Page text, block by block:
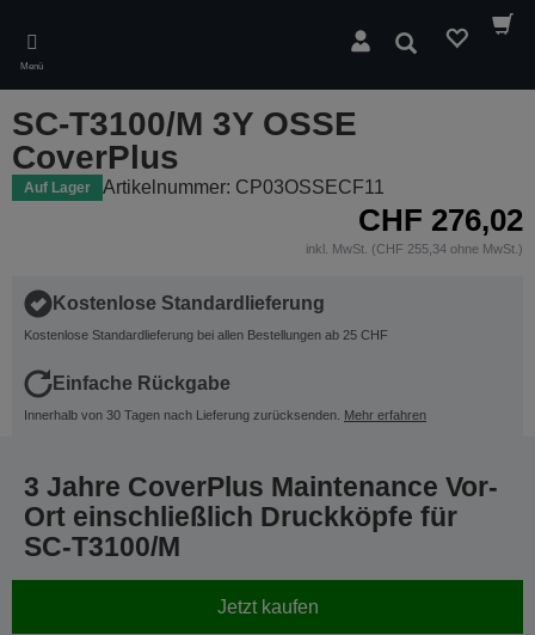
main
content
Menü
Suchen
SC-T3100/M 3Y OSSE
CoverPlus
Auf Lager Artikelnummer: CP03OSSECF11
CHF 276,02
inkl. MwSt. (CHF 255,34 ohne MwSt.)
Kostenlose Standardlieferung
Kostenlose Standardlieferung bei allen Bestellungen ab 25 CHF
Einfache Rückgabe
Innerhalb von 30 Tagen nach Lieferung zurücksenden. Mehr erfahren
3 Jahre CoverPlus Maintenance Vor-
Ort einschließlich Druckköpfe für
SC-T3100/M
Jetzt kaufen